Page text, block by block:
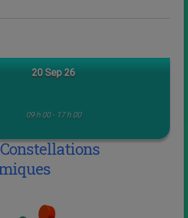
20 Sep 26
09 h 00 - 17 h 00